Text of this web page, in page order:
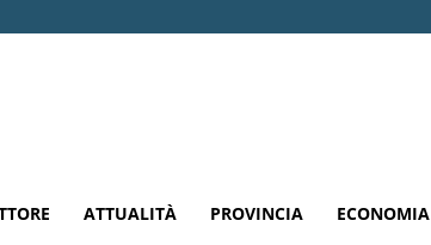
ATTUALITÀ PROVINCIA ECONOMIA